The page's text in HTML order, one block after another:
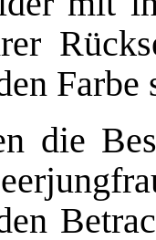
Farbe
die